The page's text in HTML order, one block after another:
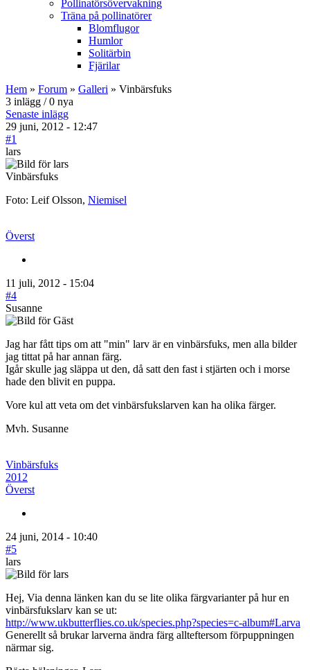
Pollinatörsövervakning
Träna på pollinatörer
Blomflugor
Humlor
Solitärbin
Fjärilar
Hem » Forum » Galleri » Vinbärsfuks
3 inlägg / 0 nya
Senaste inlägg
29 juni, 2012 - 12:47
#1
lars
Vinbärsfuks
Foto: Leif Olsson, Niemisel
Överst
11 juli, 2012 - 15:04
#4
Susanne
Jag har fått tips om att "min" larv är en vinbärsfuks, men alla bilder
jag tittat på har annan färg.
Igår skulle jag släppa ut den, då satt den fast i stjärten och i morse
hade den blivit en puppa.
Vore kul att veta om det vinbärsfukslarven kan ha olika färger.
Mvh. Susanne
Vinbärsfuks
2012
Överst
24 juni, 2014 - 10:40
#5
lars
Hej, Via denna länken kan du se lite olika färgvarianter på hur en
vinbärsfukslarv kan se ut:
http://www.ukbutterflies.co.uk/species.php?species=c-album#Larva
Generellt så brukar larverna ändra färg allteftersom förpuppningen
närmar sig.